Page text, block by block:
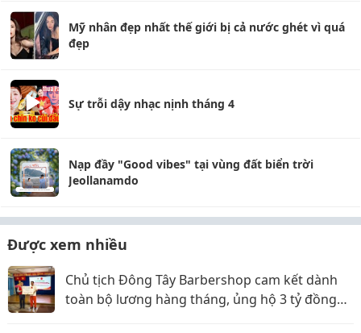
Mỹ nhân đẹp nhất thế giới bị cả nước ghét vì quá
đẹp
Sự trỗi dậy nhạc nịnh tháng 4
Nạp đầy "Good vibes" tại vùng đất biển trời
Jeollanamdo
Được xem nhiều
Chủ tịch Đông Tây Barbershop cam kết dành
toàn bộ lương hàng tháng, ủng hộ 3 tỷ đồng